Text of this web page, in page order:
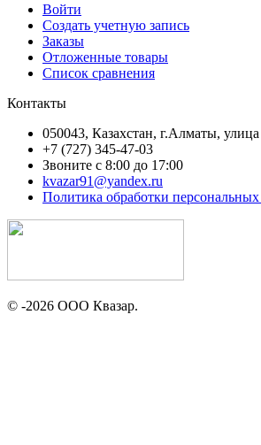
Войти
Создать учетную запись
Заказы
Отложенные товары
Список сравнения
Контакты
050043, Казахстан, г.Алматы,
+7 (727) 345-47-03
Звоните с 8:00 до 17:00
kvazar91@yandex.ru
Политика обработки
© -2026 ООО Квазар.